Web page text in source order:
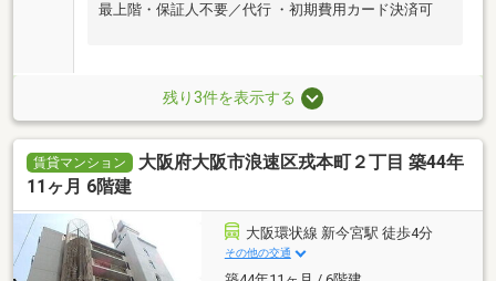
最上階・保証人不要／代行 ・初期費用カード決済可
残り3件を表示する
賃貸マンション
大阪府大阪市浪速区戎本町２丁目 築44年
11ヶ月 6階建
大阪環状線 新今宮駅 徒歩4分
その他の交通